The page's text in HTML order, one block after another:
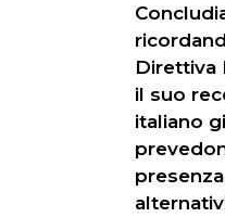
Direttiva
il suo
italiano